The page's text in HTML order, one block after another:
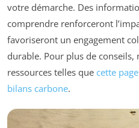
votre démarche. Des
comprendre renforceront
favoriseront un engagement
durable. Pour plus de conseils,
ressources telles que cette
bilans carbone.